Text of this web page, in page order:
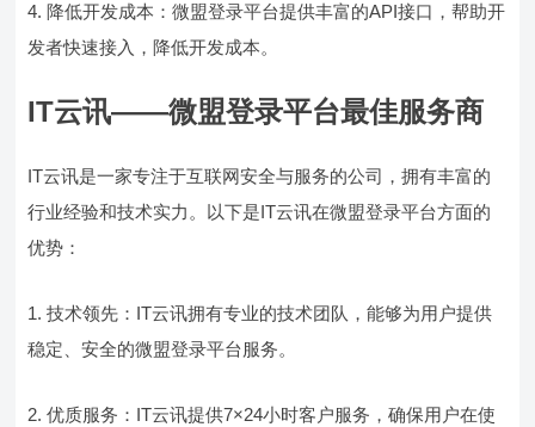
4. 降低开发成本：微盟登录平台提供丰富的API接口，帮助开
发者快速接入，降低开发成本。
IT云讯——微盟登录平台最佳服务商
IT云讯是一家专注于互联网安全与服务的公司，拥有丰富的
行业经验和技术实力。以下是IT云讯在微盟登录平台方面的
优势：
1. 技术领先：IT云讯拥有专业的技术团队，能够为用户提供
稳定、安全的微盟登录平台服务。
2. 优质服务：IT云讯提供7×24小时客户服务，确保用户在使